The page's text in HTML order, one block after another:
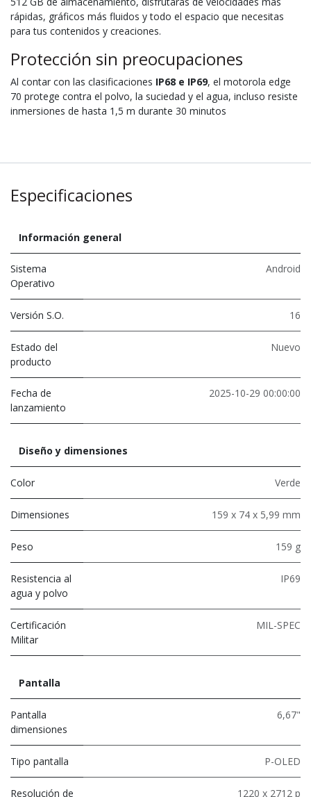
rápidas, gráficos más fluidos y todo el espacio que necesitas
para tus contenidos y creaciones.
Protección sin preocupaciones
Al contar con las clasificaciones IP68 e IP69, el motorola edge
70 protege contra el polvo, la suciedad y el agua, incluso resiste
inmersiones de hasta 1,5 m durante 30 minutos
Especificaciones
Información general
Sistema
Operativo
Android
Versión S.O. 16
Estado del
producto
Nuevo
Fecha de
lanzamiento
2025-10-29 00:00:00
Diseño y dimensiones
Color Verde
Dimensiones 159 x 74 x 5,99 mm
Peso 159 g
Resistencia al
agua y polvo
IP69
Certificación
Militar
MIL-SPEC
Pantalla
Pantalla
dimensiones
6,67"
Tipo pantalla P-OLED
Resolución de 1220 x 2712 p